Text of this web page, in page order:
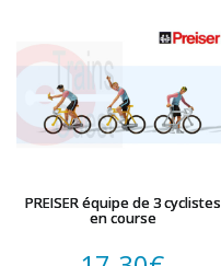
PREISER équipe de 3 cyclistes
en course